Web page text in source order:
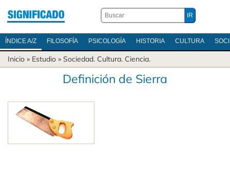
ÍNDICE A/Z FILOSOFÍA PSICOLOGÍA HISTORIA CULTURA
Inicio » Estudio » Sociedad. Cultura. Ciencia.
Definición de Sierra